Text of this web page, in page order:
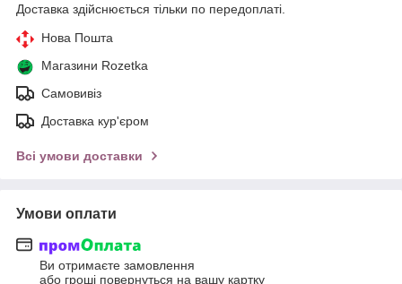
Доставка здійснюється тільки по передоплаті.
Нова Пошта
Магазини Rozetka
Самовивіз
Доставка кур'єром
Всі умови доставки
Умови оплати
Ви отримаєте замовлення
або гроші повернуться на вашу картку